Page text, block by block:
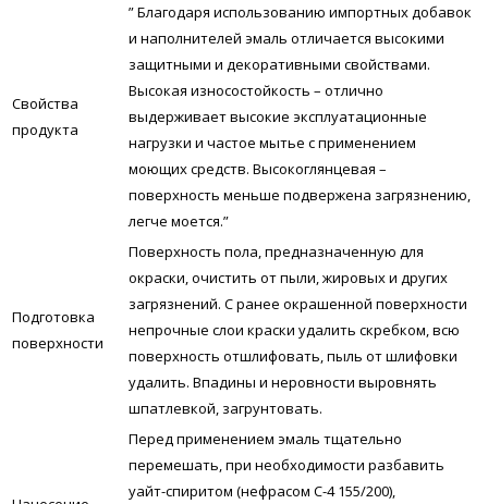
Свойства
продукта
” Благодаря использованию импортных добавок
и наполнителей эмаль отличается высокими
защитными и декоративными свойствами.
Высокая износостойкость – отлично
выдерживает высокие эксплуатационные
нагрузки и частое мытье с применением
моющих средств. Высокоглянцевая –
поверхность меньше подвержена загрязнению,
легче моется.”
Подготовка
поверхности
Поверхность пола, предназначенную для
окраски, очистить от пыли, жировых и других
загрязнений. С ранее окрашенной поверхности
непрочные слои краски удалить скребком, всю
поверхность отшлифовать, пыль от шлифовки
удалить. Впадины и неровности выровнять
шпатлевкой, загрунтовать.
Перед применением эмаль тщательно
перемешать, при необходимости разбавить
уайт-спиритом (нефрасом С-4 155/200),